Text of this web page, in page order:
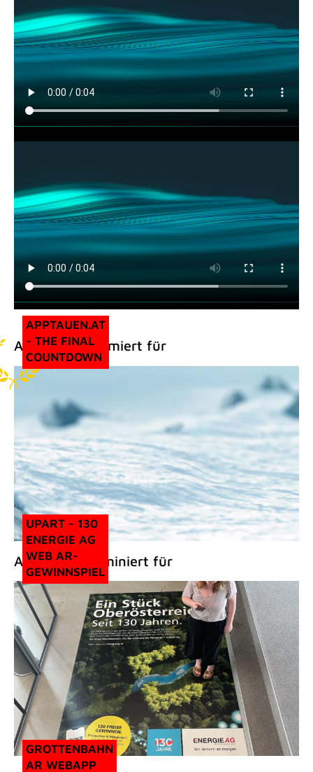
Außerdem Prämiert für
APPTAUEN.AT
- THE FINAL
COUNTDOWN
Außerdem nominiert für
UPART - 130
ENERGIE AG
WEB AR-
GEWINNSPIEL
GROTTENBAHN
AR WEBAPP